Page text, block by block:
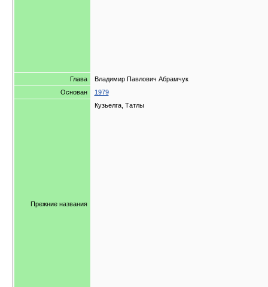
Глава
Владимир Павлович Абрамчук
Основан
1979
Прежние названия
Кузьелга, Татлы